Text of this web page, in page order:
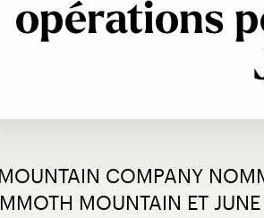
opérations
COMPANY
MOUNTAIN ET